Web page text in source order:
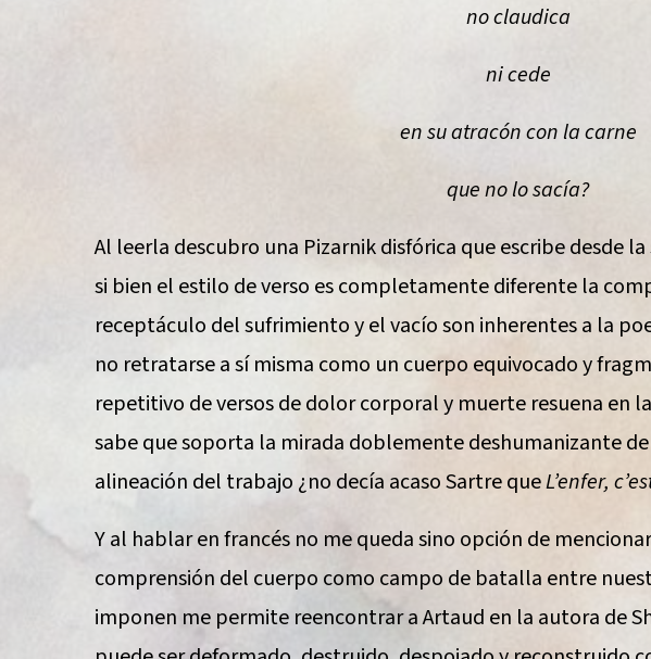
no claudica
ni cede
en su atracón con la carne
que no lo sacía?
Al leerla descubro una Pizarnik disfórica que escribe desde
si bien el estilo de verso es completamente diferente la
receptáculo del sufrimiento y el vacío son inherentes a la
no retratarse a sí misma como un cuerpo equivocado y
repetitivo de versos de dolor corporal y muerte resuena en
sabe que soporta la mirada doblemente deshumanizante
alineación del trabajo ¿no decía acaso Sartre queL’enfer,
Y al hablar en francés no me queda sino opción de
comprensión del cuerpo como campo de batalla entre
imponen me permite reencontrar a Artaud en la autora de